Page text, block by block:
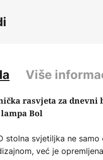
Više
rasvjeta za dnevni
Bol
stolna svjetiljka ne
već je